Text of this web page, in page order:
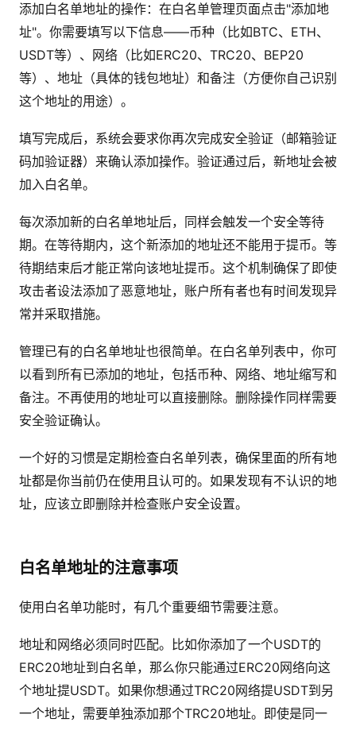
添加白名单地址的操作：在白名单管理页面点击"添加地
址"。你需要填写以下信息——币种（比如BTC、ETH、
USDT等）、网络（比如ERC20、TRC20、BEP20
等）、地址（具体的钱包地址）和备注（方便你自己识别
这个地址的用途）。
填写完成后，系统会要求你再次完成安全验证（邮箱验证
码加验证器）来确认添加操作。验证通过后，新地址会被
加入白名单。
每次添加新的白名单地址后，同样会触发一个安全等待
期。在等待期内，这个新添加的地址还不能用于提币。等
待期结束后才能正常向该地址提币。这个机制确保了即使
攻击者设法添加了恶意地址，账户所有者也有时间发现异
常并采取措施。
管理已有的白名单地址也很简单。在白名单列表中，你可
以看到所有已添加的地址，包括币种、网络、地址缩写和
备注。不再使用的地址可以直接删除。删除操作同样需要
安全验证确认。
一个好的习惯是定期检查白名单列表，确保里面的所有地
址都是你当前仍在使用且认可的。如果发现有不认识的地
址，应该立即删除并检查账户安全设置。
白名单地址的注意事项
使用白名单功能时，有几个重要细节需要注意。
地址和网络必须同时匹配。比如你添加了一个USDT的
ERC20地址到白名单，那么你只能通过ERC20网络向这
个地址提USDT。如果你想通过TRC20网络提USDT到另
一个地址，需要单独添加那个TRC20地址。即使是同一